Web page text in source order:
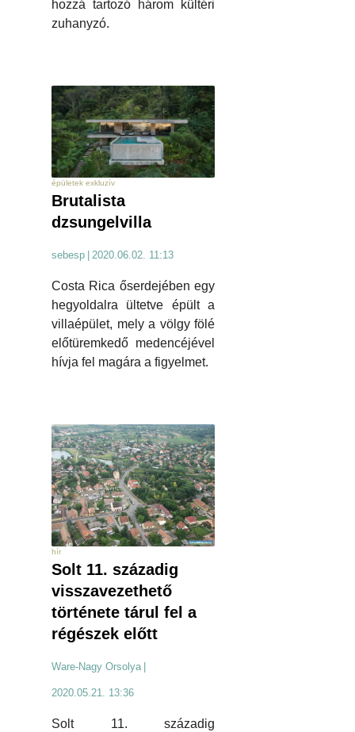
hozzá tartozó három kültéri
zuhanyzó.
épületek exkluzív
Brutalista
dzsungelvilla
sebesp 2020.06.02. 11:13
Costa Rica őserdejében egy
hegyoldalra ültetve épült a
villaépület, mely a völgy fölé
előtüremkedő medencéjével
hívja fel magára a figyelmet.
hír
Solt 11. századig
visszavezethető
története tárul fel a
régészek előtt
Ware-Nagy Orsolya
2020.05.21. 13:36
Solt 11. századig